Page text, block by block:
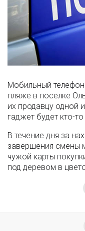
Мобильный
пляже в поселке
их продавцу одной
гаджет будет кто-то
В течение дня за
завершения смены
чужой карты
под деревом в